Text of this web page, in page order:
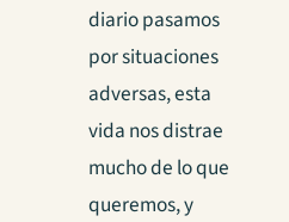
diario pasamos
por situaciones
adversas, esta
vida nos distrae
mucho de lo que
queremos, y